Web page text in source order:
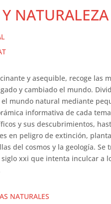
y asequible, recoge las
y cambiado el mundo.
mundo natural mediante
informativa de cada
y sus descubrimientos,
en peligro de extinción,
del cosmos y la geología. Se
xxi que intenta inculcar a
NATURALES